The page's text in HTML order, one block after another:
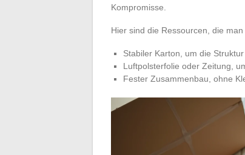
Kompromisse.
Hier sind die Ressourcen, die
Stabiler Karton, um die
Luftpolsterfolie oder Zeitung,
Fester Zusammenbau, ohne